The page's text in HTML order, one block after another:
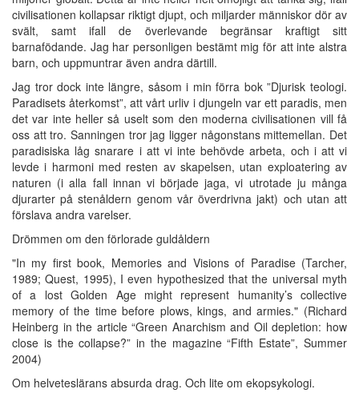
civilisationen kollapsar riktigt djupt, och miljarder människor dör av
svält, samt ifall de överlevande begränsar kraftigt sitt
barnafödande. Jag har personligen bestämt mig för att inte alstra
barn, och uppmuntrar även andra därtill.
Jag tror dock inte längre, såsom i min förra bok ”Djurisk teologi.
Paradisets återkomst”, att vårt urliv i djungeln var ett paradis, men
det var inte heller så uselt som den moderna civilisationen vill få
oss att tro. Sanningen tror jag ligger någonstans mittemellan. Det
paradisiska låg snarare i att vi inte behövde arbeta, och i att vi
levde i harmoni med resten av skapelsen, utan exploatering av
naturen (i alla fall innan vi började jaga, vi utrotade ju många
djurarter på stenåldern genom vår överdrivna jakt) och utan att
förslava andra varelser.
Drömmen om den förlorade guldåldern
"In my first book, Memories and Visions of Paradise (Tarcher,
1989; Quest, 1995), I even hypothesized that the universal myth
of a lost Golden Age might represent humanity’s collective
memory of the time before plows, kings, and armies." (Richard
Heinberg in the article “Green Anarchism and Oil depletion: how
close is the collapse?” in the magazine “Fifth Estate”, Summer
2004)
Om helveteslärans absurda drag. Och lite om ekopsykologi.